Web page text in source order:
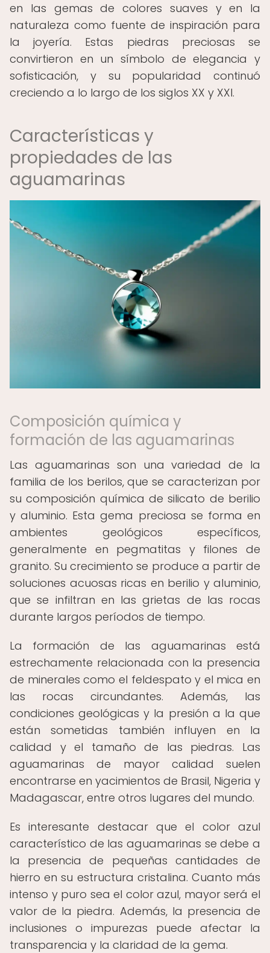
en las gemas de colores suaves y en la
naturaleza como fuente de inspiración para
la joyería. Estas piedras preciosas se
convirtieron en un símbolo de elegancia y
sofisticación, y su popularidad continuó
creciendo a lo largo de los siglos XX y XXI.
Características y
propiedades de las
aguamarinas
Composición química y
formación de las aguamarinas
Las aguamarinas son una variedad de la
familia de los berilos, que se caracterizan por
su composición química de silicato de berilio
y aluminio. Esta gema preciosa se forma en
ambientes geológicos específicos,
generalmente en pegmatitas y filones de
granito. Su crecimiento se produce a partir de
soluciones acuosas ricas en berilio y aluminio,
que se infiltran en las grietas de las rocas
durante largos períodos de tiempo.
La formación de las aguamarinas está
estrechamente relacionada con la presencia
de minerales como el feldespato y el mica en
las rocas circundantes. Además, las
condiciones geológicas y la presión a la que
están sometidas también influyen en la
calidad y el tamaño de las piedras. Las
aguamarinas de mayor calidad suelen
encontrarse en yacimientos de Brasil, Nigeria y
Madagascar, entre otros lugares del mundo.
Es interesante destacar que el color azul
característico de las aguamarinas se debe a
la presencia de pequeñas cantidades de
hierro en su estructura cristalina. Cuanto más
intenso y puro sea el color azul, mayor será el
valor de la piedra. Además, la presencia de
inclusiones o impurezas puede afectar la
transparencia y la claridad de la gema.